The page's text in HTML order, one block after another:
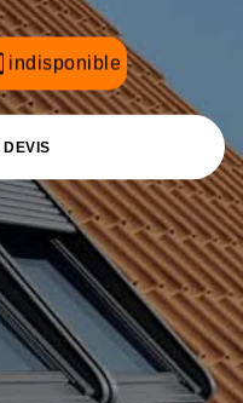
indisponible